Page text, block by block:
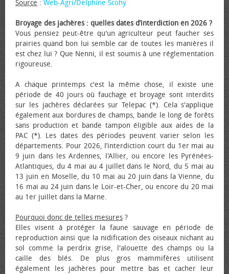
Source : Web-Agri/Delphine Scohy
Broyage des jachères : quelles dates d’interdiction en 2026 ?
Vous pensiez peut-être qu'un agriculteur peut faucher ses
prairies quand bon lui semble car de toutes les manières il
est chez lui ? Que Nenni, il est soumis à une réglementation
rigoureuse.
A chaque printemps c'est la même chose, il existe une
période de 40 jours où fauchage et broyage sont interdits
sur les jachères déclarées sur Telepac (*). Cela s'applique
également aux bordures de champs, bande le long de forêts
sans production et bande tampon éligible aux aides de la
PAC (*). Les dates des périodes peuvent varier selon les
départements. Pour 2026, l’interdiction court du 1er mai au
9 juin dans les Ardennes, l'Allier, ou encore les Pyrénées-
Atlantiques, du 4 mai au 4 juillet dans le Nord, du 5 mai au
13 juin en Moselle, du 10 mai au 20 juin dans la Vienne, du
16 mai au 24 juin dans le Loir-et-Cher, ou encore du 20 mai
au 1er juillet dans la Marne.
Pourquoi donc de telles mesures ?
Elles visent à protéger la faune sauvage en période de
reproduction ainsi que la nidification des oiseaux nichant au
sol comme la perdrix grise, l'alouette des champs ou la
caille des blés. De plus gros mammifères utilisent
également les jachères pour mettre bas et cacher leur